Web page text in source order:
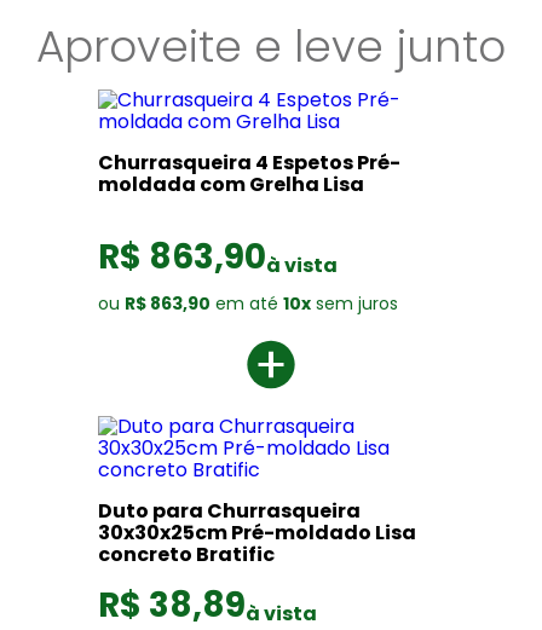
Aproveite e leve junto
Churrasqueira 4 Espetos Pré-
moldada com Grelha Lisa
R$ 863,90à vista
ou R$ 863,90 em até10x sem juros
Duto para Churrasqueira
30x30x25cm Pré-moldado Lisa
concreto Bratific
R$ 38,89à vista